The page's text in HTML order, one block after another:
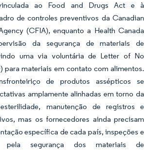
ao Food and Drugs Act e à
de controles preventivos da Canadian
(CFIA), enquanto a Health Canada
da segurança de materiais de
uma via voluntária de Letter of No
para materiais em contato com alimentos.
de produtos assépticos se
amplamente alinhadas em torno da
manutenção de registros e
mas os fornecedores ainda precisam
específica de cada país, inspeções e
pela segurança dos materiais de